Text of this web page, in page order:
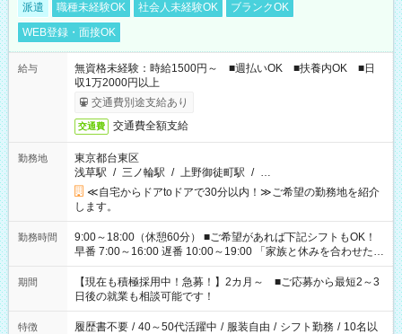
派遣 職種未経験OK 社会人未経験OK
ブランクOK
WEB登録・面接OK
給与
無資格未経験：時給1500円～ ■週払いOK ■扶養内OK ■日
収1万2000円以上
交通費別途支給あり
交通費 交通費全額支給
勤務地
東京都台東区
浅草駅 / 三ノ輪駅 / 上野御徒町駅 / …
≪自宅からドアtoドアで30分以内！≫ご希望の勤務地を紹介
します。
勤務時間
9:00～18:00（休憩60分） ■ご希望があれば下記シフトもOK！
早番 7:00～16:00 遅番 10:00～19:00 「家族と休みを合わせた
い」 「余裕を持って夕飯の準備がしたい」 「できれば残業はし
たくない」 など、ご希望を教えてくださいね。 ※Wワーク希望
の方へ 今ご覧のお仕事で希望する勤務時間と、もう1つのお仕事
の勤務時間。 合計で週40時間を超える場合は応募できません。
期間
【現在も積極採用中！急募！】2カ月～ ■ご応募から最短2～3
日後の就業も相談可能です！
特徴 履歴書不要 / 40～50代活躍中 / 服装自由 / シフト勤務 / 10名以